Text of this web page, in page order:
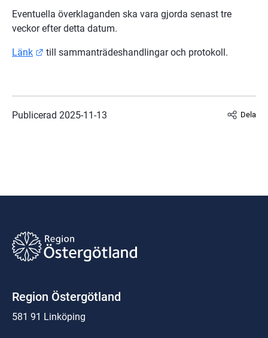
Eventuella överklaganden ska vara gjorda senast tre
veckor efter detta datum.
Länk Länk till annan webbplats.
till sammanträdeshandlingar och protokoll.
Publicerad 2025-11-13 Dela
Region Östergötland
581 91 Linköping